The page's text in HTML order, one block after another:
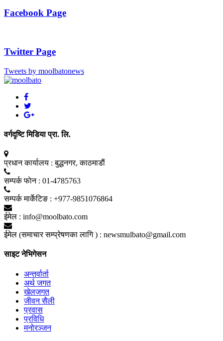
Facebook Page
Twitter Page
Tweets by moolbatonews
वर्गदृष्टि मिडिया प्रा. लि.
प्रधान कार्यालय : बुद्धनगर, काठमाडाैं
सम्पर्क फाेन : 01-4785763
सम्पर्क मार्केटिङ : +977-9851076864
ईमेल : info@moolbato.com
ईमेल (समाचार सम्प्रेषणका लागि ) : newsmulbato@gmail.com
साइट नेभिगेसन
अन्तर्वार्ता
अर्थ जगत
खेलजगत
जीवन सैली
प्रवास
प्रविधि
मनोरञ्जन